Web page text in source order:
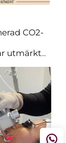
CO2-
utmärkt
inom
två